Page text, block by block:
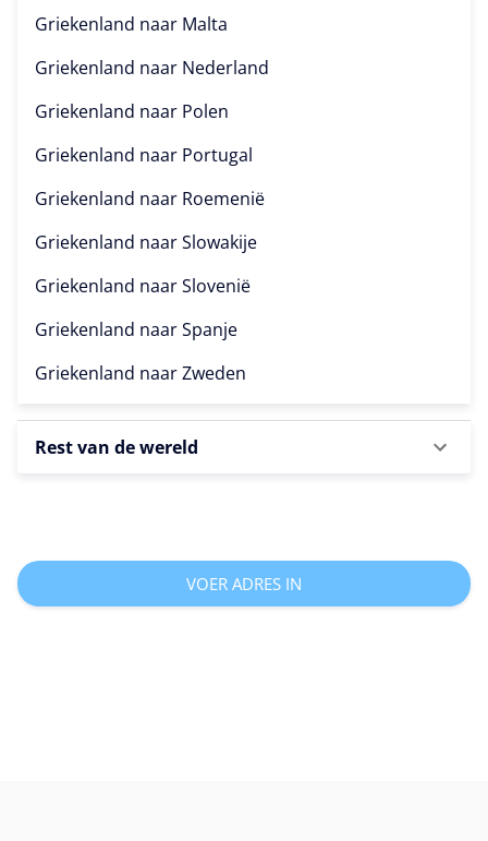
Griekenland naar Malta
Griekenland naar Nederland
Griekenland naar Polen
Griekenland naar Portugal
Griekenland naar Roemenië
Griekenland naarSlowakije
Griekenland naarSlovenië
Griekenland naarSpanje
Griekenland naarZweden
Rest van de wereld
VOER ADRES IN